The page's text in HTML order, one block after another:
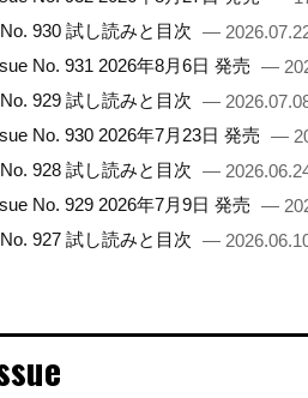
930 試し読みと目次 —
No. 931 2026年8月6日 発売 —
929 試し読みと目次 —
No. 930 2026年7月23日 発売 —
928 試し読みと目次 —
No. 929 2026年7月9日 発売 —
927 試し読みと目次 —